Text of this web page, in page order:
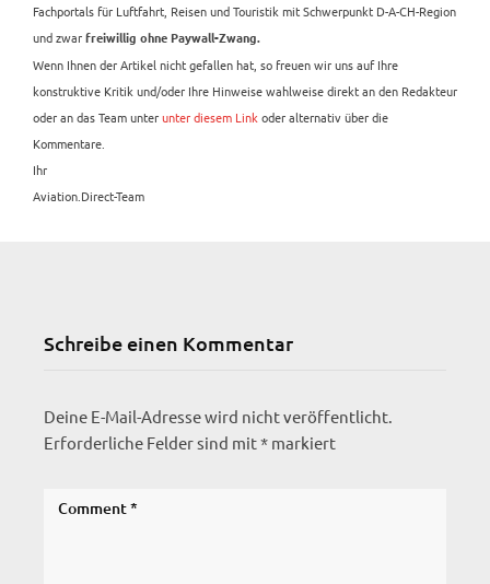
Fachportals für Luftfahrt, Reisen und Touristik mit Schwerpunkt D-A-CH-Region
und zwar freiwillig ohne Paywall-Zwang.
Wenn Ihnen der Artikel nicht gefallen hat, so freuen wir uns auf Ihre
konstruktive Kritik und/oder Ihre Hinweise wahlweise direkt an den Redakteur
oder an das Team unterunter diesem Link oder alternativ über die
Kommentare.
Ihr
Aviation.Direct-Team
Schreibe einen Kommentar
Deine E-Mail-Adresse wird nicht veröffentlicht.
Erforderliche Felder sind mit* markiert